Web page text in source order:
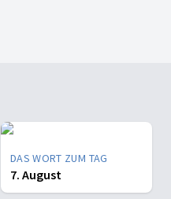
DAS WORT ZUM TAG
7. August